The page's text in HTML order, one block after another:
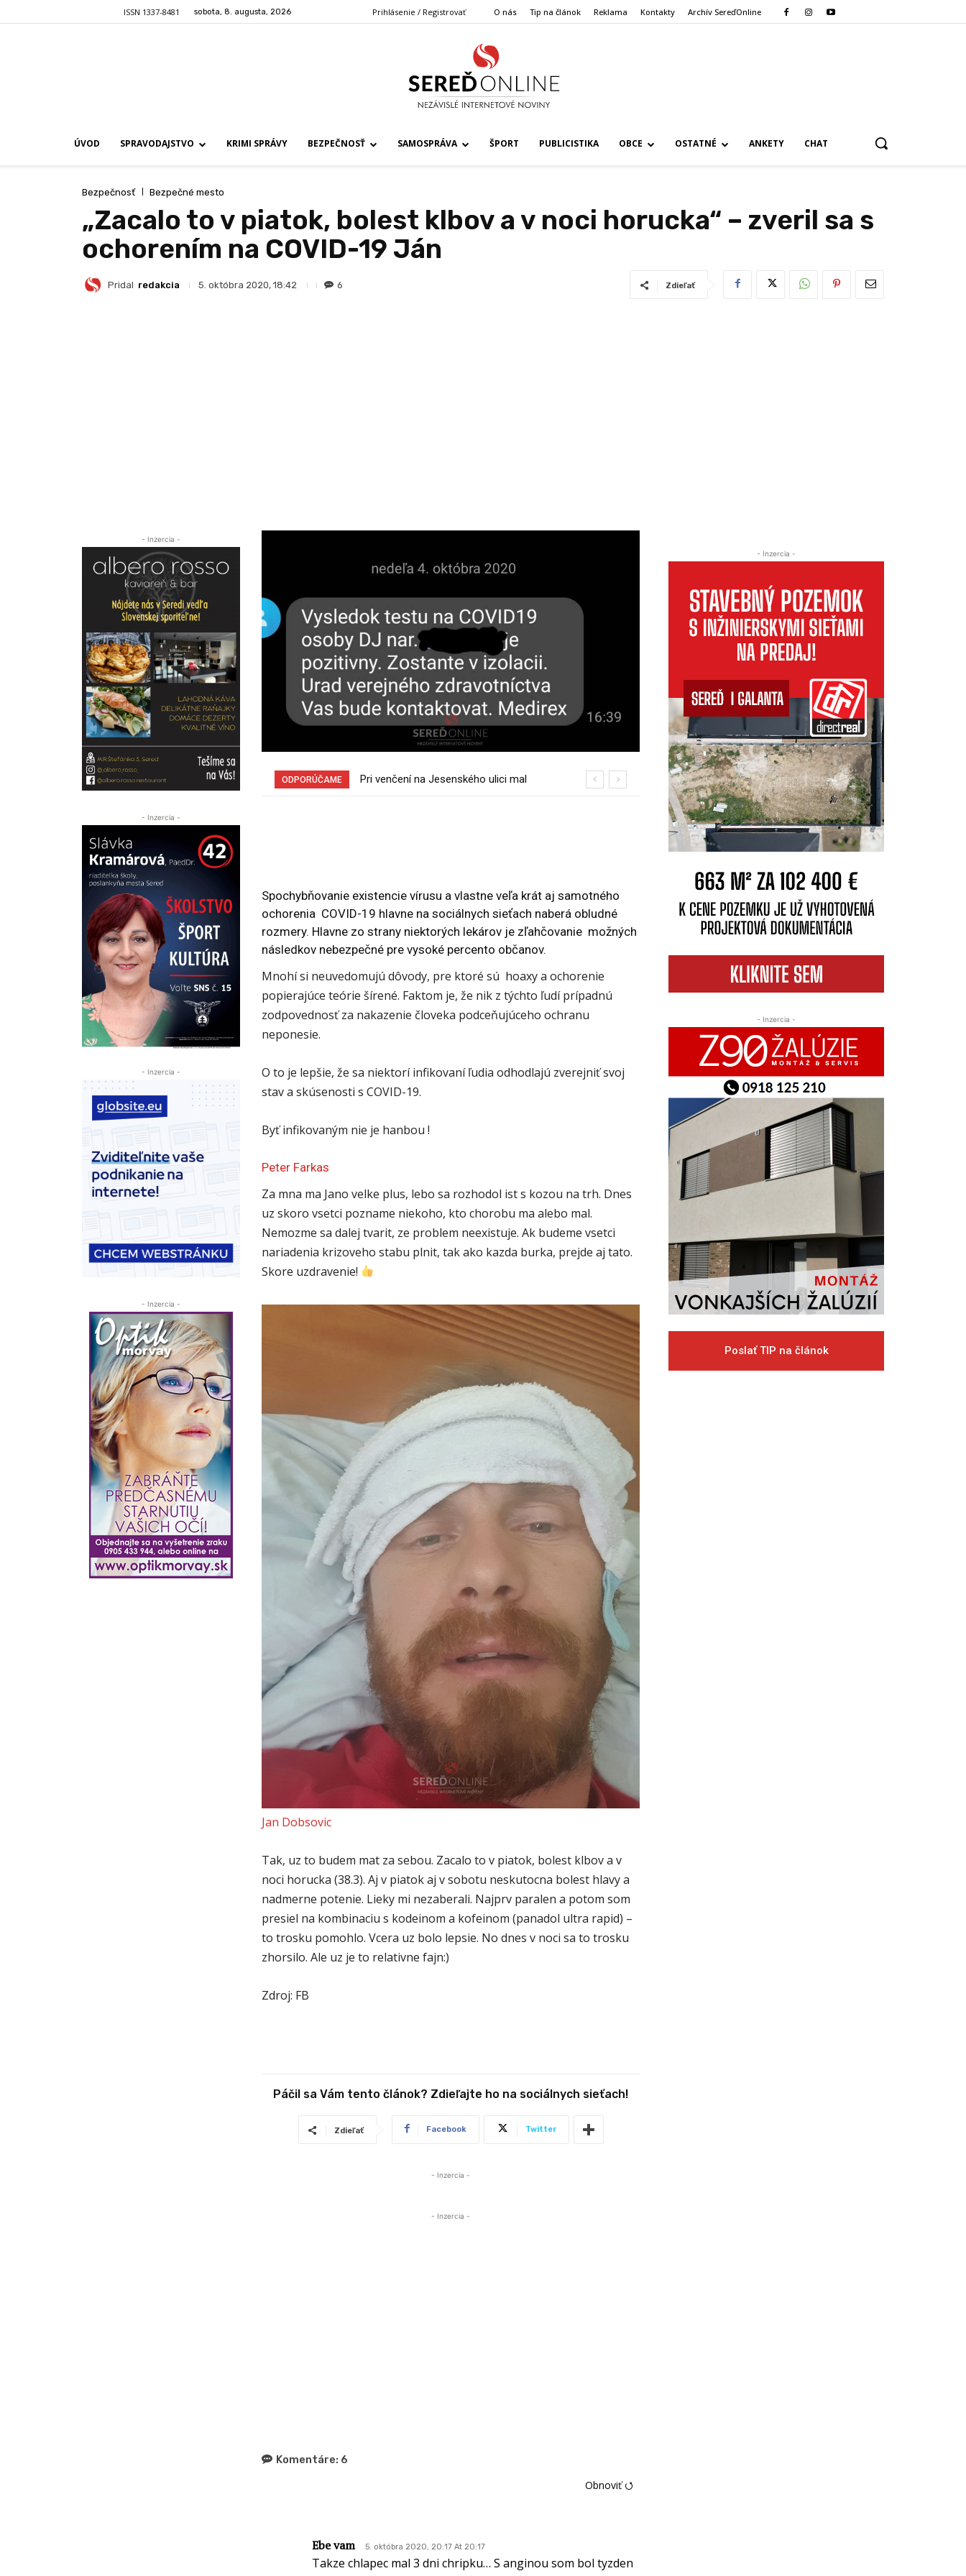
ISSN 1337-8481 sobota, 8. augusta, 2026 Prihlásenie / Registrovať O nás Tip na článok Reklama Kontakty Archív SereďOnline
ÚVOD SPRAVODAJSTVO KRIMI SPRÁVY BEZPEČNOSŤ SAMOSPRÁVA ŠPORT PUBLICISTIKA OBCE OSTATNÉ ANKETY CHAT
Bezpečnosť Bezpečné mesto
„Zacalo to v piatok, bolest klbov a v noci horucka“ – zveril sa s
ochorením na COVID-19 Ján
Pridal redakcia 5. októbra 2020, 18:42 6 Zdieľať
- Inzercia -
- Inzercia -
- Inzercia -
- Inzercia -
ODPORÚČAME
Pri venčení na Jesenského ulici mal
70 rokov od založenia podniku
Spochybňovanie existencie vírusu a vlastne veľa krát aj samotného
ochorenia COVID-19 hlavne na sociálnych sieťach naberá obludné
rozmery. Hlavne zo strany niektorých lekárov je zľahčovanie možných
následkov nebezpečné pre vysoké percento občanov.
Mnohí si neuvedomujú dôvody, pre ktoré sú hoaxy a ochorenie
popierajúce teórie šírené. Faktom je, že nik z týchto ľudí prípadnú
zodpovednosť za nakazenie človeka podceňujúceho ochranu
neponesie.
O to je lepšie, že sa niektorí infikovaní ľudia odhodlajú zverejniť svoj
stav a skúsenosti s COVID-19.
Byť infikovaným nie je hanbou !
Peter Farkas
Za mna ma Jano velke plus, lebo sa rozhodol ist s kozou na trh. Dnes
uz skoro vsetci pozname niekoho, kto chorobu ma alebo mal.
Nemozme sa dalej tvarit, ze problem neexistuje. Ak budeme vsetci
nariadenia krizoveho stabu plnit, tak ako kazda burka, prejde aj tato.
Skore uzdravenie!
Jan Dobsovic
Tak, uz to budem mat za sebou. Zacalo to v piatok, bolest klbov a v
noci horucka (38.3). Aj v piatok aj v sobotu neskutocna bolest hlavy a
nadmerne potenie. Lieky mi nezaberali. Najprv paralen a potom som
presiel na kombinaciu s kodeinom a kofeinom (panadol ultra rapid) –
to trosku pomohlo. Vcera uz bolo lepsie. No dnes v noci sa to trosku
zhorsilo. Ale uz je to relativne fajn:)
Zdroj: FB
Páčil sa Vám tento článok? Zdieľajte ho na sociálnych sieťach!
Zdieľať Facebook Twitter
- Inzercia -
- Inzercia -
Komentáre: 6
Obnoviť ⭯
Ebe vam 5. októbra 2020, 20:17 At 20:17
Takze chlapec mal 3 dni chripku… S anginou som bol tyzden
- Inzercia -
- Inzercia -
Poslať TIP na článok